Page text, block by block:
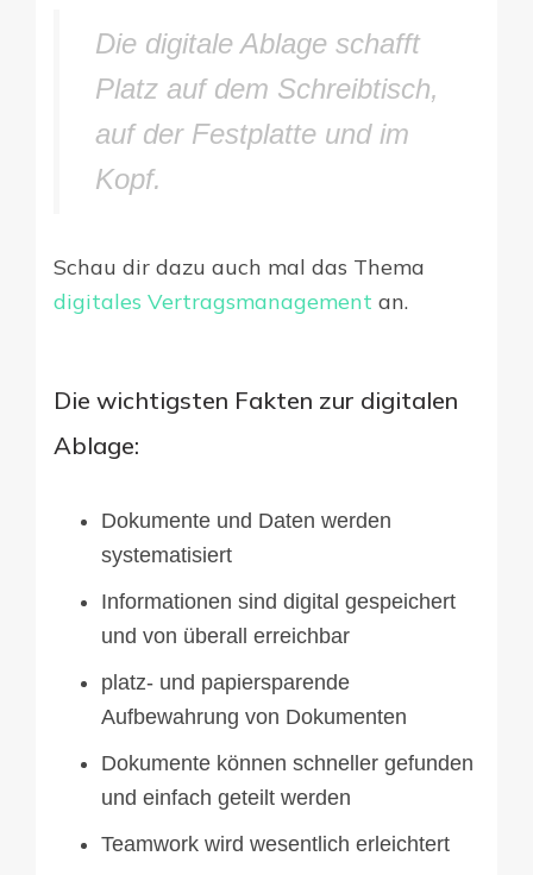
Die digitale Ablage schafft
Platz auf dem Schreibtisch,
auf der Festplatte und im
Kopf.
Schau dir dazu auch mal das Thema
digitales Vertragsmanagement an.
Die wichtigsten Fakten zur digitalen
Ablage:
Dokumente und Daten werden
systematisiert
Informationen sind digital gespeichert
und von überall erreichbar
platz- und papiersparende
Aufbewahrung von Dokumenten
Dokumente können schneller gefunden
und einfach geteilt werden
Teamwork wird wesentlich erleichtert